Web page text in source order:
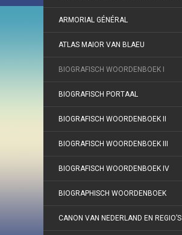
ARMORIAL GÉNÉRAL
ATLAS MAIOR VAN BLAEU
BIOGRAFISCH WOORDENBOEK I
BIOGRAFISCH PORTAAL
BIOGRAFISCH WOORDENBOEK II
BIOGRAFISCH WOORDENBOEK III
BIOGRAFISCH WOORDENBOEK IV
BIOGRAPHISCH WOORDENBOEK
CANON VAN NEDERLAND EN REGIO’S